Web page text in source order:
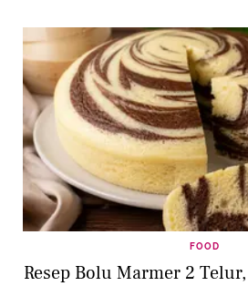
FOOD
Resep Bolu Marmer 2